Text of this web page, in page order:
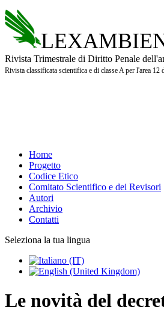
Rivista Trimestrale di Diritto Penale
Rivista classificata scientifica e di classe A per l'area
Home
Progetto
Codice Etico
Comitato Scientifico e dei Revisori
Autori
Archivio
Contatti
Seleziona la tua lingua
Le novità del